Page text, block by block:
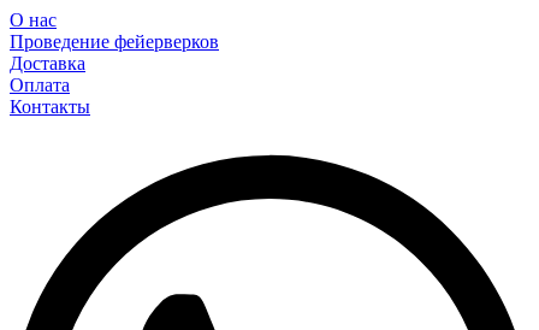
О нас
Проведение фейерверков
Доставка
Оплата
Контакты